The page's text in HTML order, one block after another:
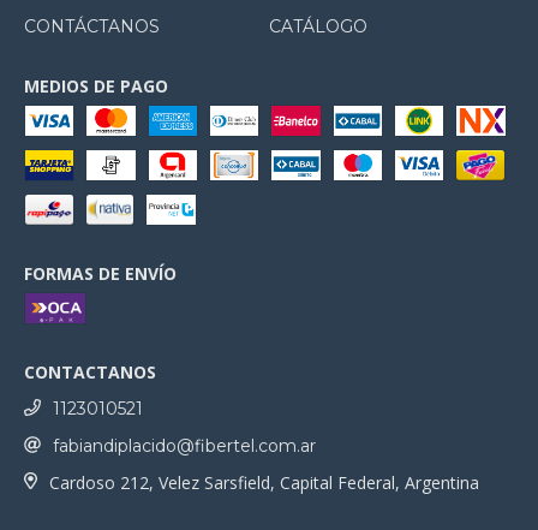
CONTÁCTANOS CATÁLOGO
MEDIOS DE PAGO
FORMAS DE ENVÍO
CONTACTANOS
1123010521
fabiandiplacido@fibertel.com.ar
Cardoso 212, Velez Sarsfield, Capital Federal, Argentina